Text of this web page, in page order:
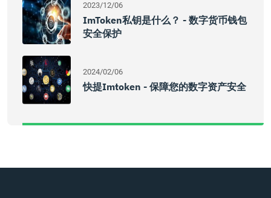
2023/12/06
ImToken私钥是什么？ - 数字货币钱包
安全保护
2024/02/06
快提imtoken - 保障您的数字资产安全